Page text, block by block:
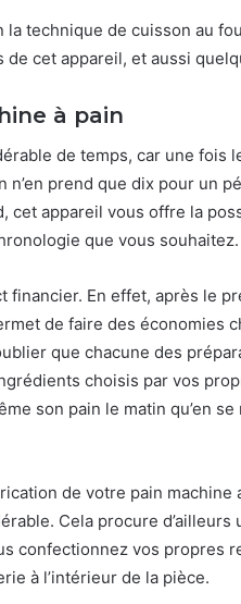
technique de cuisson au
cet appareil, et aussi
à pain
de temps, car une fois
n’en prend que dix pour un
cet appareil vous offre la
que vous souhaitez.
financier. En effet, après le
de faire des économies
que chacune des
choisis par vos
son pain le matin qu’en
de votre pain machine
Cela procure
confectionnez vos propres
à l’intérieur de la pièce.